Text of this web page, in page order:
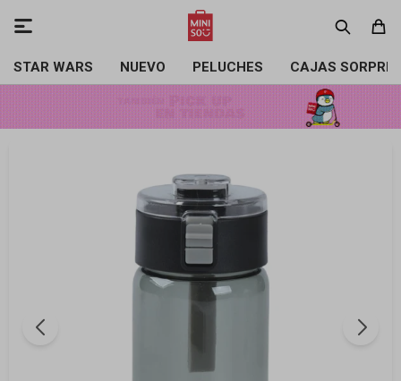
STAR WARS NUEVO PELUCHES CAJAS
